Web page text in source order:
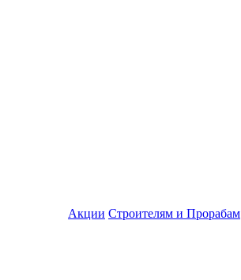
Акции Строителям и Прорабам